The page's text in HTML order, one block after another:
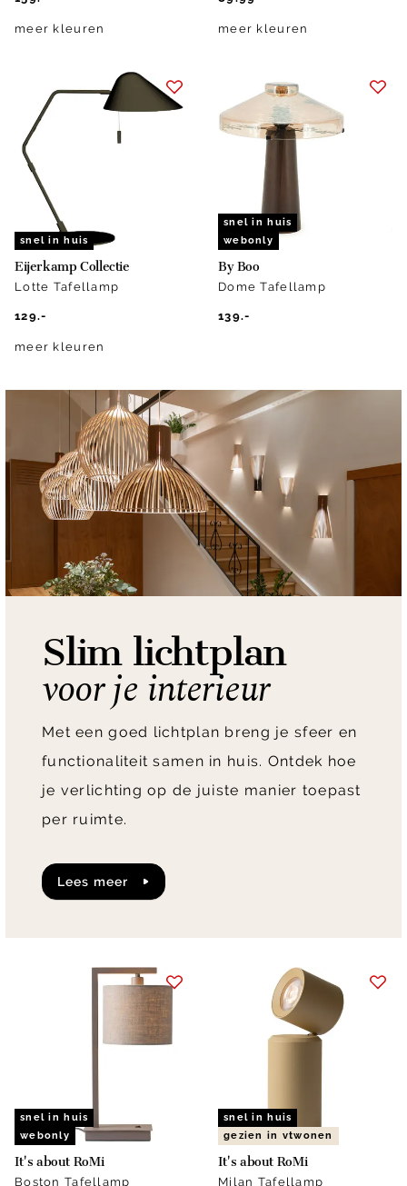
meer kleuren meer kleuren
snel in huis
Eijerkamp Collectie
Lotte Tafellamp
129.-
meer kleuren
snel in huis
webonly
By Boo
Dome Tafellamp
139.-
snel in huis
webonly
It's about RoMi
Boston Tafellamp
snel in huis
gezien in vtwonen
It's about RoMi
Milan Tafellamp
Slim lichtplan
voor je interieur
Met een goed lichtplan breng je sfeer en
functionaliteit samen in huis. Ontdek hoe
je verlichting op de juiste manier toepast
per ruimte.
Lees meer